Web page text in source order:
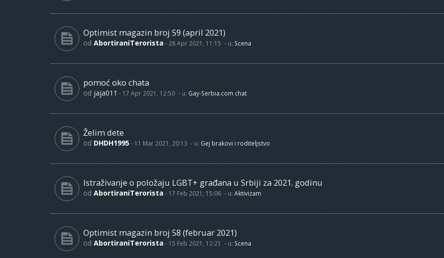
Optimist magazin broj 59 (april 2021)
od AbortiraniTerorista - 28 Apr 2021, 11:15 - u: Scena
pomoć oko chata
od jaja011 - 17 Apr 2021, 12:50 - u: Gay-Serbia.com chat
Želim dete
od DHDH1995 - 11 Mar 2021, 20:13 - u: Gej brakovi i roditeljstvo
Istraživanje o položaju LGBT+ građana u Srbiji za 2021. godinu
od AbortiraniTerorista - 17 Feb 2021, 15:06 - u: Aktivizam
Optimist magazin broj 58 (februar 2021)
od AbortiraniTerorista - 15 Feb 2021, 12:21 - u: Scena